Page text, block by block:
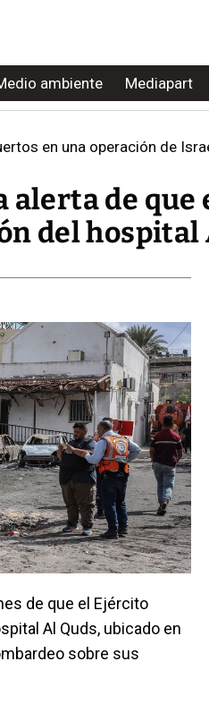
ambiente Mediapart
en una operación de
alerta de que
del hospital
de que el Ejército
Al Quds, ubicado en
sobre sus